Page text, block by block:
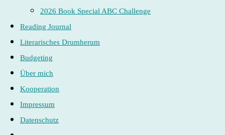
2026 Book Special ABC Challenge
Reading Journal
Literarisches Drumherum
Budgeting
Über mich
Kooperation
Impressum
Datenschutz